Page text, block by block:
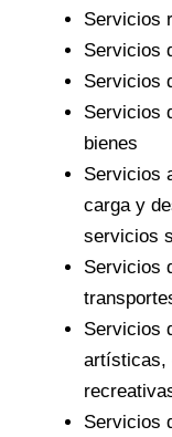
Servicios
Servicios
Servicios
Servicios
bienes
Servicios
carga y
servicios
Servicios
Servicios
artísticas,
Servicios